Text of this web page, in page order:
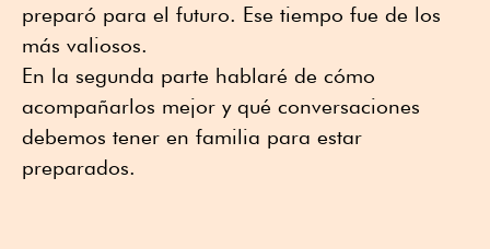
preparó para el futuro. Ese tiempo fue de los
más valiosos.
En la segunda parte hablaré de cómo
acompañarlos mejor y qué conversaciones
debemos tener en familia para estar
preparados.